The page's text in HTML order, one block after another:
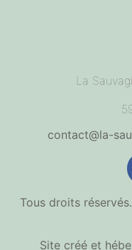
La
contact@la-
Tous droits
Site créé et